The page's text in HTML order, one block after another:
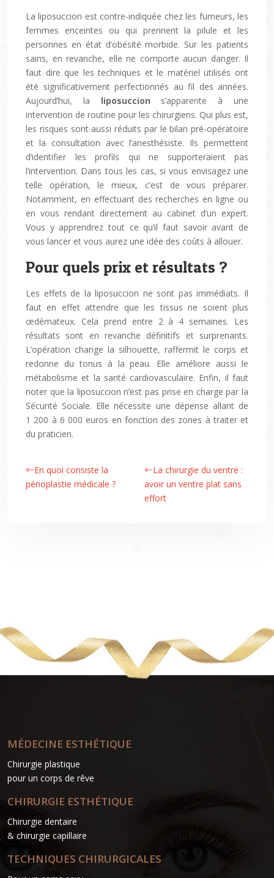
La liposuccion est contre-indiquée chez les fumeurs, les
femmes enceintes ou qui prennent la pilule et les
personnes en état d’obésité morbide. Sur les patients
sains, en revanche, elle ne comporte aucun danger. Il
faut dire que les techniques et le matériel utilisés ont
été significativement perfectionnés au fil des années.
Aujourd’hui, la liposuccion s’apparente à une
intervention de routine pour les chirurgiens. Qui plus est,
les risques sont aussi réduits par le bilan pré-opératoire
et la consultation avec l’anesthésiste. Ils permettent
d’identifier les profils qui ne supporteraient pas
l’intervention. Dans tous les cas, si vous envisagez une
telle opération, le mieux, c’est de vous préparer.
Notamment, en effectuant des recherches en ligne ou
en vous rendant directement au cabinet d’un expert.
Vous y apprendrez tout ce qu’il faut savoir avant de
vous lancer et vous aurez une idée des coûts à allouer.
Pour quels prix et résultats ?
Les effets de la liposuccion ne sont pas immédiats. Il
faut en effet attendre que les tissus ne soient plus
œdémateux. Cela prend entre 2 à 4 semaines. Les
résultats sont en revanche définitifs et surprenants.
L’opération change la silhouette, raffermit le corps et
redonne du tonus à la peau. Elle améliore aussi le
métabolisme et la santé cardiovasculaire. Enfin, il faut
noter que la liposuccion n’est pas prise en charge par la
Sécurité Sociale. Elle nécessite une dépense allant de
1 200 à 6 000 euros en fonction des zones à traiter et
du praticien.
En quoi consiste la
pénoplastie médicale ?
La chirurgie du ventre :
avoir un ventre plat sans
effort
MÉDECINE ESTHÉTIQUE
Chirurgie plastique
pour un corps de rêve
CHIRURGIE ESTHÉTIQUE
Chirurgie dentaire
& chirurgie capillaire
TECHNIQUES CHIRURGICALES